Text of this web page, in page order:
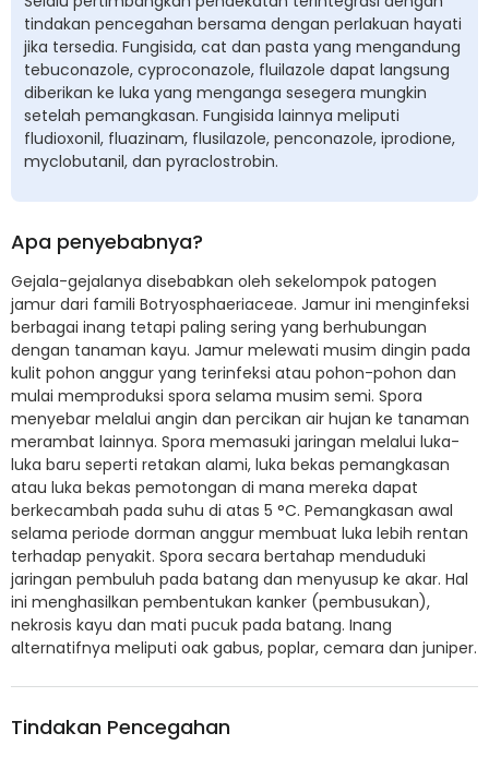
tindakan pencegahan bersama dengan perlakuan hayati
jika tersedia. Fungisida, cat dan pasta yang mengandung
tebuconazole, cyproconazole, fluilazole dapat langsung
diberikan ke luka yang menganga sesegera mungkin
setelah pemangkasan. Fungisida lainnya meliputi
fludioxonil, fluazinam, flusilazole, penconazole, iprodione,
myclobutanil, dan pyraclostrobin.
Apa penyebabnya?
Gejala-gejalanya disebabkan oleh sekelompok patogen
jamur dari famili Botryosphaeriaceae. Jamur ini menginfeksi
berbagai inang tetapi paling sering yang berhubungan
dengan tanaman kayu. Jamur melewati musim dingin pada
kulit pohon anggur yang terinfeksi atau pohon-pohon dan
mulai memproduksi spora selama musim semi. Spora
menyebar melalui angin dan percikan air hujan ke tanaman
merambat lainnya. Spora memasuki jaringan melalui luka-
luka baru seperti retakan alami, luka bekas pemangkasan
atau luka bekas pemotongan di mana mereka dapat
berkecambah pada suhu di atas 5 °C. Pemangkasan awal
selama periode dorman anggur membuat luka lebih rentan
terhadap penyakit. Spora secara bertahap menduduki
jaringan pembuluh pada batang dan menyusup ke akar. Hal
ini menghasilkan pembentukan kanker (pembusukan),
nekrosis kayu dan mati pucuk pada batang. Inang
alternatifnya meliputi oak gabus, poplar, cemara dan juniper.
Tindakan Pencegahan